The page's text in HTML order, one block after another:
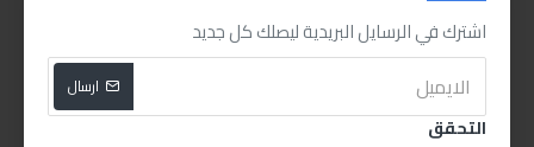
اشترك في الرسايل البريدية ليصلك كل جديد
ارسال
التحقق